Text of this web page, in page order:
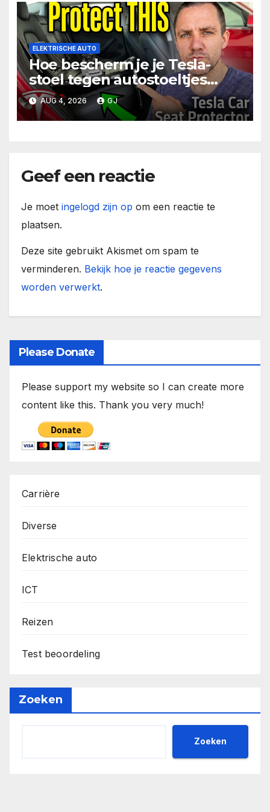
ELEKTRISCHE AUTO
Hoe bescherm je je Tesla-
stoel tegen autostoeltjes
voor baby’s
AUG 4, 2026 GJ
Geef een reactie
Je moet ingelogd zijn op om een reactie te
plaatsen.
Deze site gebruikt Akismet om spam te
verminderen. Bekijk hoe je reactie gegevens
worden verwerkt.
Please Donate
Please support my website so I can create more
content like this. Thank you very much!
Carrière
Diverse
Elektrische auto
ICT
Reizen
Test beoordeling
Zoeken
Zoeken